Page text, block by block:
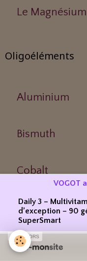
Le Magnésium
Oligoéléments
Aluminium
Bismuth
Cobalt
Cuivre
Fluor
VOGOT
Daily 3 –
d’exception – 90
SuperSmart
SPONSORS